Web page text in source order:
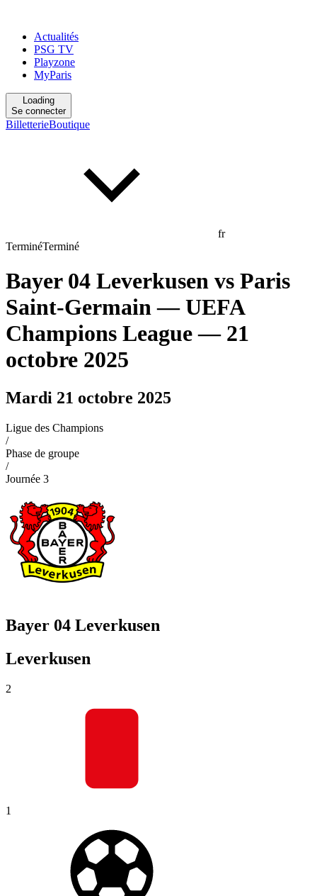
Actualités
PSG TV
Playzone
MyParis
Loading
Se connecter
BilletterieBoutique
fr
TerminéTerminé
Bayer 04 Leverkusen vs Paris
Saint-Germain— UEFA
Champions League— 21
octobre 2025
Mardi 21 octobre 2025
Ligue des Champions
/
Phase de groupe
/
Journée 3
Bayer 04 Leverkusen
Leverkusen
2
1